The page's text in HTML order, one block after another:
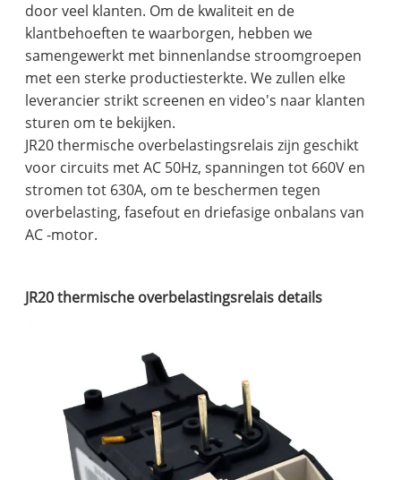
door veel klanten. Om de kwaliteit en de
klantbehoeften te waarborgen, hebben we
samengewerkt met binnenlandse stroomgroepen
met een sterke productiesterkte. We zullen elke
leverancier strikt screenen en video's naar klanten
sturen om te bekijken.
JR20 thermische overbelastingsrelais zijn geschikt
voor circuits met AC 50Hz, spanningen tot 660V en
stromen tot 630A, om te beschermen tegen
overbelasting, fasefout en driefasige onbalans van
AC -motor.
JR20 thermische overbelastingsrelais details